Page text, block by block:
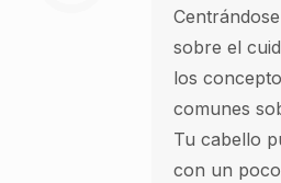
sobre el
los
comunes
Tu cabello
con un